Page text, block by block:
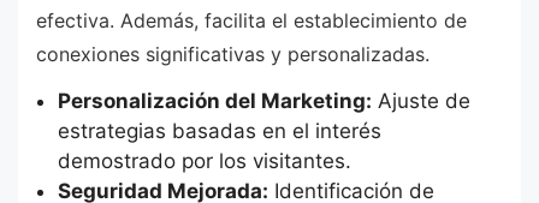
efectiva. Además, facilita el establecimiento de
conexiones significativas y personalizadas.
Personalización del Marketing: Ajuste de
estrategias basadas en el interés
demostrado por los visitantes.
Seguridad Mejorada: Identificación de